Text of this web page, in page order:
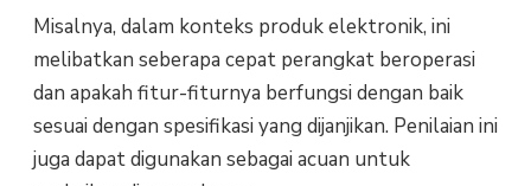
Misalnya, dalam konteks produk elektronik, ini
melibatkan seberapa cepat perangkat beroperasi
dan apakah fitur-fiturnya berfungsi dengan baik
sesuai dengan spesifikasi yang dijanjikan. Penilaian ini
juga dapat digunakan sebagai acuan untuk